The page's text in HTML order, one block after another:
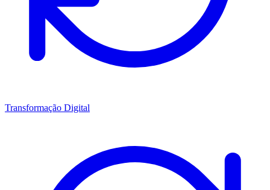
Transformação Digital